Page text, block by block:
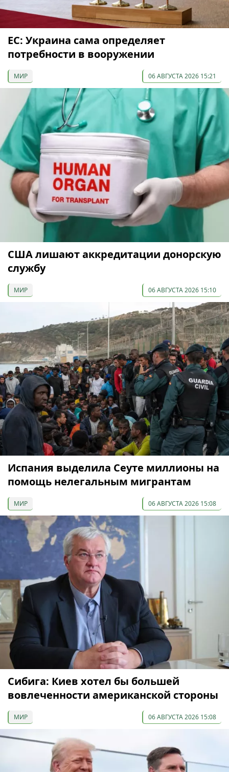
ЕС: Украина сама определяет
потребности в вооружении
МИР 06 АВГУСТА 2026 15:21
США лишают аккредитации донорскую
службу
МИР 06 АВГУСТА 2026 15:10
Испания выделила Сеуте миллионы на
помощь нелегальным мигрантам
МИР 06 АВГУСТА 2026 15:08
Сибига: Киев хотел бы большей
вовлеченности американской стороны
МИР 06 АВГУСТА 2026 15:08